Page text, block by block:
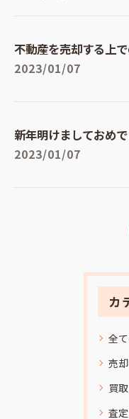
不動産を売却する上
2023/01/07
新年明けましておめ
2023/01/07
カ
全
売却
買取
査定